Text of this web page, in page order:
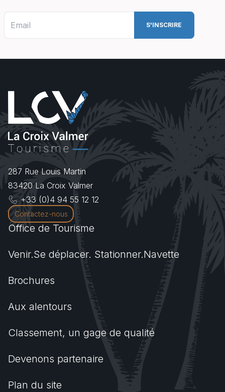
287 Rue Louis Martin
83420 La Croix Valmer
+33 (0)4 94 55 12 12
Contactez-nous
Office de Tourisme
Venir.Se déplacer. Stationner.Navette
Brochures
Aux alentours
Classement, un gage de qualité
Devenons partenaire
Plan du site